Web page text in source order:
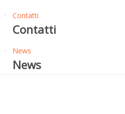
Contatti
Contatti
News
News